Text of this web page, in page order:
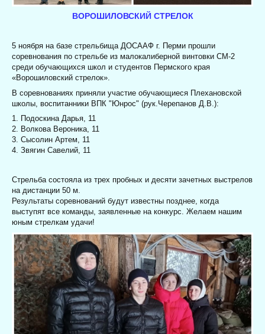
ВОРОШИЛОВСКИЙ СТРЕЛОК
5 ноября на базе стрельбища ДОСААФ г. Перми прошли
соревнования по стрельбе из малокалиберной винтовки СМ-2
среди обучающихся школ и студентов Пермского края
«Ворошиловский стрелок».
В соревнованиях приняли участие обучающиеся Плехановской
школы, воспитанники ВПК "Юнрос" (рук.Черепанов Д.В.):
1. Подоскина Дарья, 11
2. Волкова Вероника, 11
3. Сысолин Артем, 11
4. Звягин Савелий, 11
Стрельба состояла из трех пробных и десяти зачетных выстрелов
на дистанции 50 м.
Результаты соревнований будут известны позднее, когда
выступят все команды, заявленные на конкурс. Желаем нашим
юным стрелкам удачи!